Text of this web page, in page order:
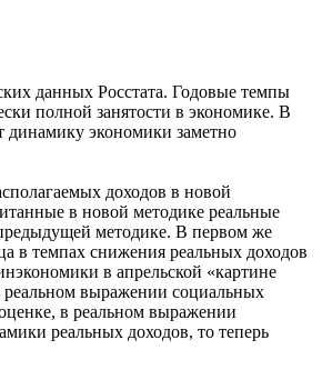
данных Росстата. Годовые темпы
полной занятости в экономике. В
динамику экономики заметно
доходов в новой
в новой методике реальные
методике. В первом же
в темпах снижения реальных доходов
в апрельской «картине
реальном выражении социальных
в реальном выражении
реальных доходов, то теперь